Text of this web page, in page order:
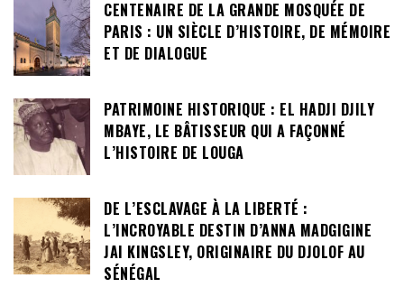
CENTENAIRE DE LA GRANDE MOSQUÉE DE
PARIS : UN SIÈCLE D’HISTOIRE, DE MÉMOIRE
ET DE DIALOGUE
PATRIMOINE HISTORIQUE : EL HADJI DJILY
MBAYE, LE BÂTISSEUR QUI A FAÇONNÉ
L’HISTOIRE DE LOUGA
DE L’ESCLAVAGE À LA LIBERTÉ :
L’INCROYABLE DESTIN D’ANNA MADGIGINE
JAI KINGSLEY, ORIGINAIRE DU DJOLOF AU
SÉNÉGAL